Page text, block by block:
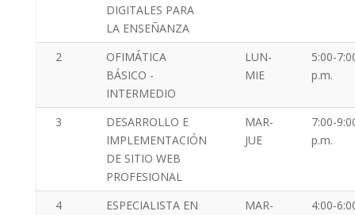
DIGITALES PARA
LA ENSEÑANZA
2
OFIMÁTICA
BÁSICO -
INTERMEDIO
LUN-
MIE
5:00-
p.m.
3
DESARROLLO E
IMPLEMENTACIÓN
DE SITIO WEB
PROFESIONAL
MAR-
JUE
7:00-
p.m.
4
ESPECIALISTA EN
MAR-
4:00-